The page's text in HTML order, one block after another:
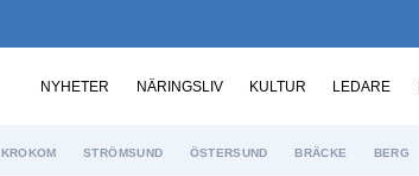
NYHETER NÄRINGSLIV KULTUR LEDARE
KROKOM STRÖMSUND ÖSTERSUND BRÄCKE BERG